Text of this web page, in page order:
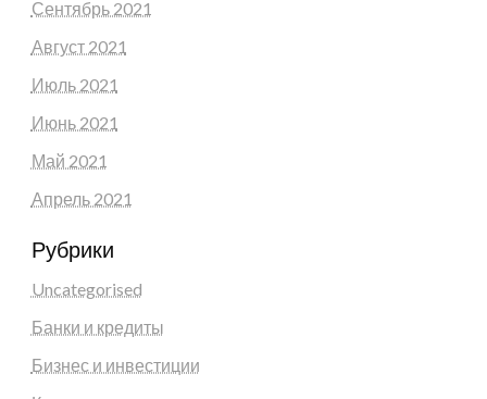
Сентябрь 2021
Август 2021
Июль 2021
Июнь 2021
Май 2021
Апрель 2021
Рубрики
Uncategorised
Банки и кредиты
Бизнес и инвестиции